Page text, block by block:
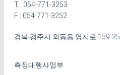
T : 054-771-3253
F : 054-771-3252
경북 경주시 외동읍 영지로 159-25
측정대행사업부